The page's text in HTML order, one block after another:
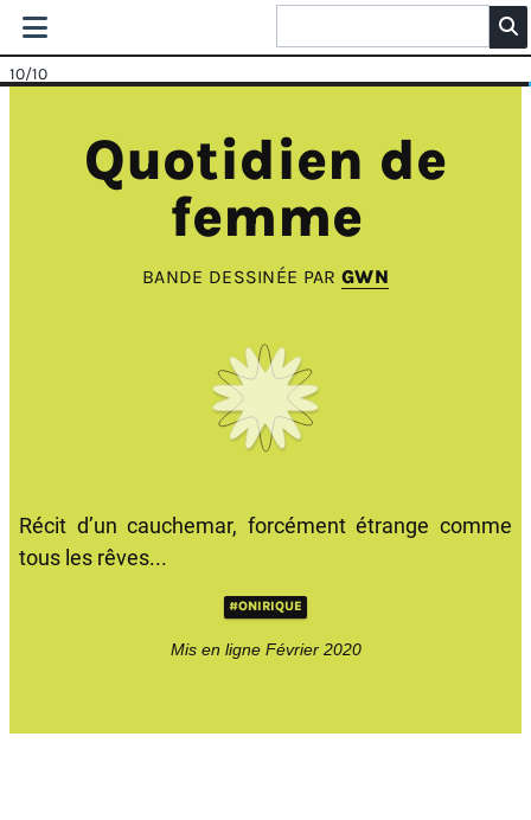
10/10
Quotidien de
femme
BANDE DESSINÉE PARGWN
Récit d’un cauchemar, forcément étrange comme
tous les rêves...
#ONIRIQUE
Mis en ligne Février 2020